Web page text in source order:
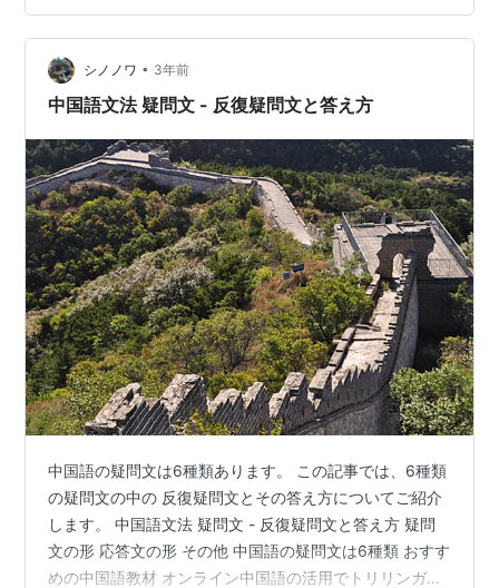
よく会話の中で使う 3. 呼びかける、促す 例句： 来，你
吃吧·。 来，来，来，你看吧。 4. 積極的な意志 例句： 我
来介绍一下。 这件事情我来做吧。 5. 既出の動詞…
シノノワ • 3年前
中国語文法 疑問文 - 反復疑問文と答え方
中国語の疑問文は6種類あります。 この記事では、6種類
の疑問文の中の 反復疑問文とその答え方についてご紹介
します。 中国語文法 疑問文 - 反復疑問文と答え方 疑問
文の形 応答文の形 その他 中国語の疑問文は6種類 おすす
めの中国語教材 オンライン中国語の活用でトリリンガル